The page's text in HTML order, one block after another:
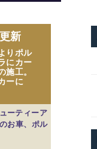
新
りポル
にカー
施工。
ーに
ーティーア
お車、ポル